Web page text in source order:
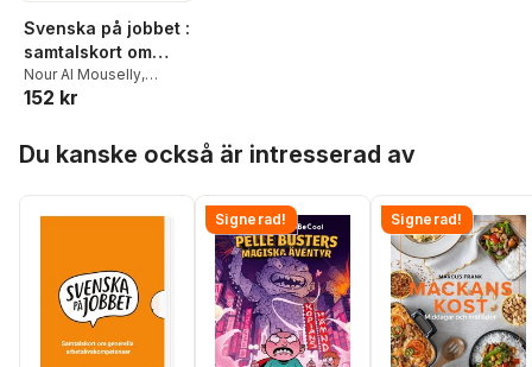
Svenska på jobbet :
samtalskort om
generella
arbetslivskompeten
Nour Al Mouselly,
Carina Blomgren
152 kr
Du kanske också är intresserad av
Signerad! Signerad!